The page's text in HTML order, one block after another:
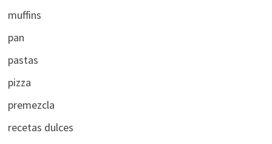
muffins
pan
pastas
pizza
premezcla
recetas dulces